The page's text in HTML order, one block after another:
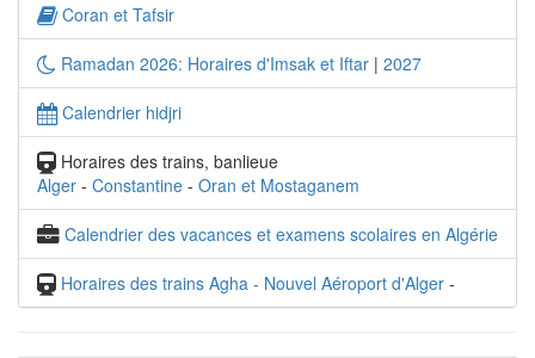
Coran et Tafsir
Ramadan 2026: Horaires d'Imsak et Iftar | 2027
Calendrier hidjri
Horaires des trains, banlieue
Alger - Constantine - Oran et Mostaganem
Calendrier des vacances et examens scolaires en Algérie
Horaires des trains Agha - Nouvel Aéroport d'Alger -